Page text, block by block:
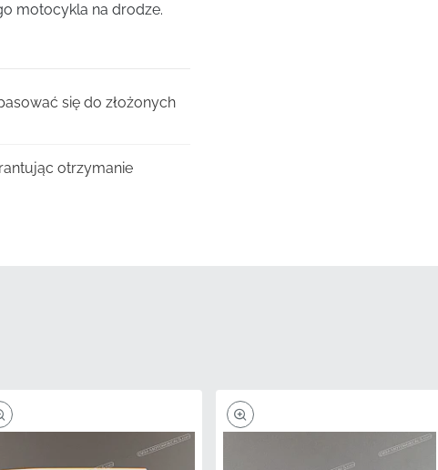
motocykla na drodze.
się do złożonych
otrzymanie